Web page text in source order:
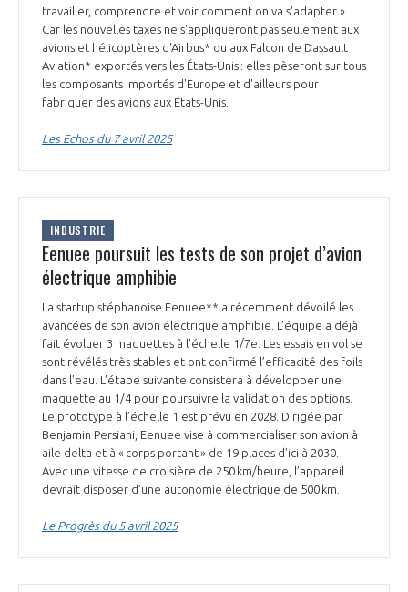
INTERNATIONALISATION
travailler, comprendre et voir comment on va s'adapter ».
Car les nouvelles taxes ne s'appliqueront pas seulement aux
avions et hélicoptères d'Airbus* ou aux Falcon de Dassault
Aviation* exportés vers les États-Unis : elles pèseront sur tous
les composants importés d'Europe et d'ailleurs pour
fabriquer des avions aux États-Unis.
Les Echos du 7 avril 2025
INDUSTRIE
Eenuee poursuit les tests de son projet d’avion
électrique amphibie
La startup stéphanoise Eenuee** a récemment dévoilé les
avancées de son avion électrique amphibie. L’équipe a déjà
fait évoluer 3 maquettes à l’échelle 1/7e. Les essais en vol se
sont révélés très stables et ont confirmé l’efficacité des foils
dans l’eau. L’étape suivante consistera à développer une
maquette au 1/4 pour poursuivre la validation des options.
Le prototype à l’échelle 1 est prévu en 2028. Dirigée par
Benjamin Persiani, Eenuee vise à commercialiser son avion à
aile delta et à « corps portant » de 19 places d’ici à 2030.
Avec une vitesse de croisière de 250 km/heure, l’appareil
devrait disposer d’une autonomie électrique de 500 km.
Le Progrès du 5 avril 2025